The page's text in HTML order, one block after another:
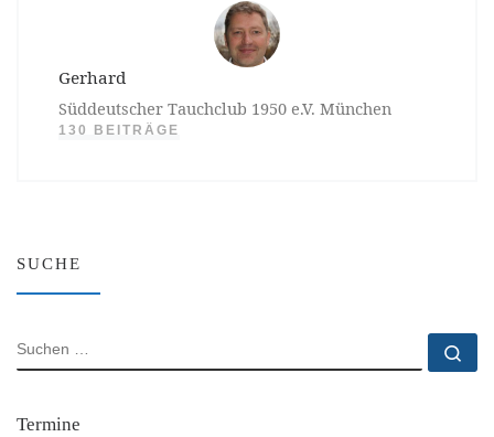
Gerhard
Süddeutscher Tauchclub 1950 e.V. München
130 BEITRÄGE
SUCHE
SUCHE
Termine